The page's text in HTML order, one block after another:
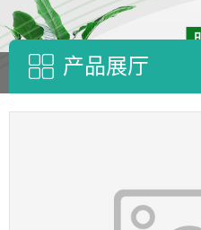
产品展厅